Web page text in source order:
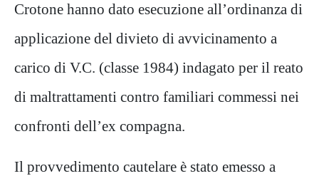
Crotone hanno dato esecuzione all’ordinanza di
applicazione del divieto di avvicinamento a
carico di V.C. (classe 1984) indagato per il reato
di maltrattamenti contro familiari commessi nei
confronti dell’ex compagna.
Il provvedimento cautelare è stato emesso a